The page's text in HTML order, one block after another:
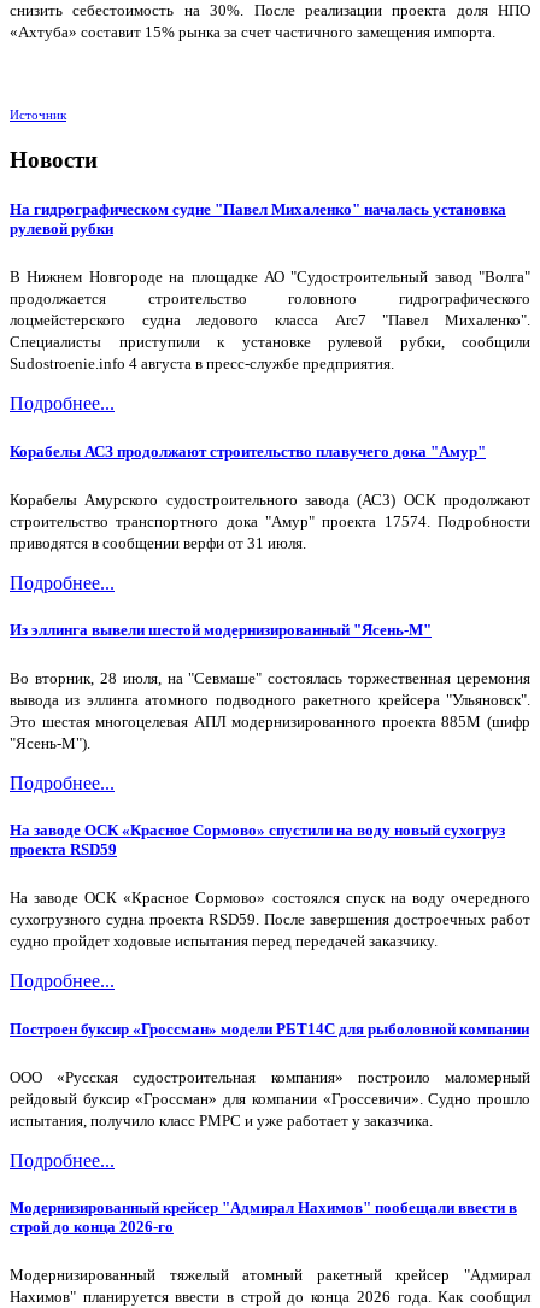
снизить себестоимость на 30%. После реализации проекта доля НПО
«Ахтуба» составит 15% рынка за счет частичного замещения импорта.
Источник
Новости
На гидрографическом судне "Павел Михаленко" началась установка
рулевой рубки
В Нижнем Новгороде на площадке АО "Судостроительный завод "Волга"
продолжается строительство головного гидрографического
лоцмейстерского судна ледового класса Arc7 "Павел Михаленко".
Специалисты приступили к установке рулевой рубки, сообщили
Sudostroenie.info 4 августа в пресс-службе предприятия.
Подробнее...
Корабелы АСЗ продолжают строительство плавучего дока "Амур"
Корабелы Амурского судостроительного завода (АСЗ) ОСК продолжают
строительство транспортного дока "Амур" проекта 17574. Подробности
приводятся в сообщении верфи от 31 июля.
Подробнее...
Из эллинга вывели шестой модернизированный "Ясень-М"
Во вторник, 28 июля, на "Севмаше" состоялась торжественная церемония
вывода из эллинга атомного подводного ракетного крейсера "Ульяновск".
Это шестая многоцелевая АПЛ модернизированного проекта 885М (шифр
"Ясень-М").
Подробнее...
На заводе ОСК «Красное Сормово» спустили на воду новый сухогруз
проекта RSD59
На заводе ОСК «Красное Сормово» состоялся спуск на воду очередного
сухогрузного судна проекта RSD59. После завершения достроечных работ
судно пройдет ходовые испытания перед передачей заказчику.
Подробнее...
Построен буксир «Гроссман» модели РБТ14С для рыболовной компании
ООО «Русская судостроительная компания» построило маломерный
рейдовый буксир «Гроссман» для компании «Гроссевичи». Судно прошло
испытания, получило класс РМРС и уже работает у заказчика.
Подробнее...
Модернизированный крейсер "Адмирал Нахимов" пообещали ввести в
строй до конца 2026-го
Модернизированный тяжелый атомный ракетный крейсер "Адмирал
Нахимов" планируется ввести в строй до конца 2026 года. Как сообщил